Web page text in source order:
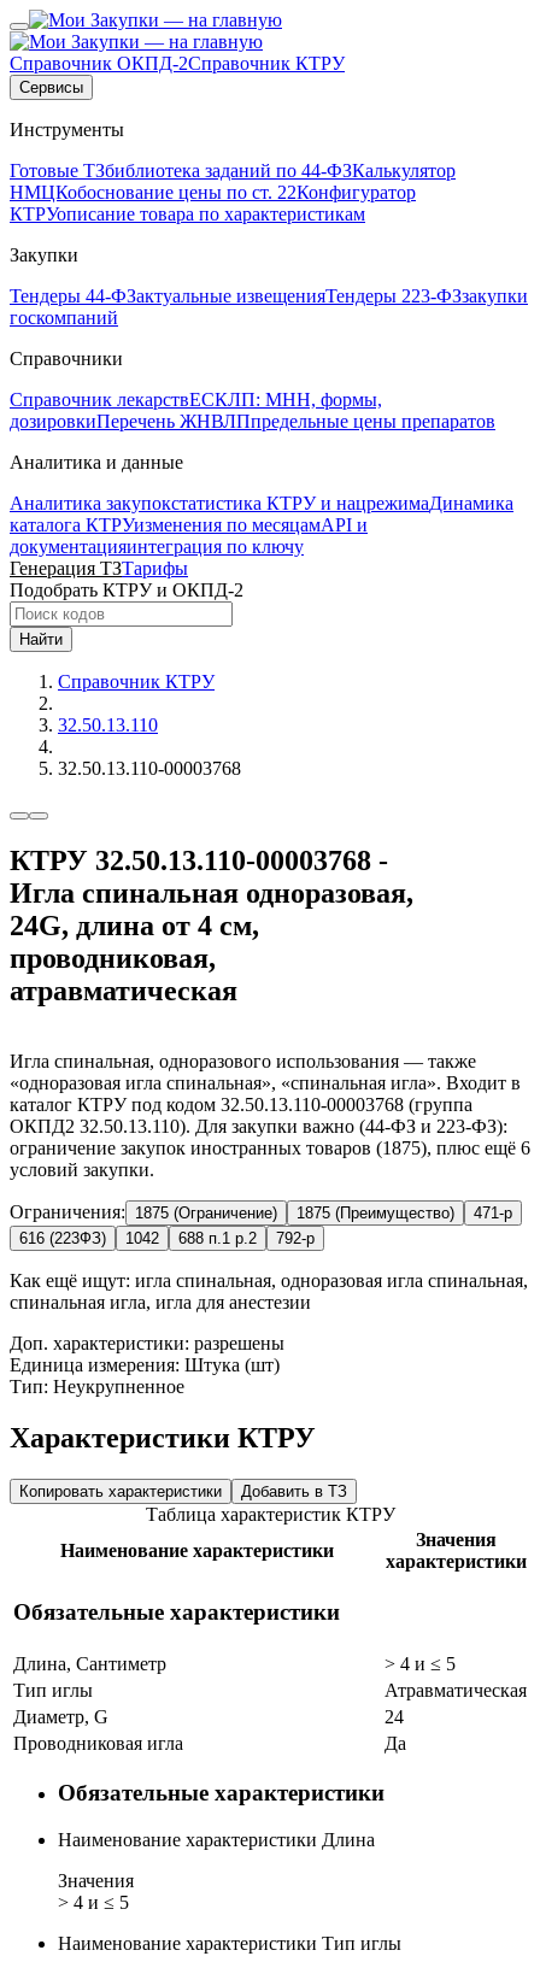
Справочник ОКПД-2Справочник КТРУ
Сервисы
Инструменты
Готовые ТЗбиблиотека заданий по 44-ФЗКалькулятор
НМЦКобоснование цены по ст. 22Конфигуратор
КТРУописание товара по характеристикам
Закупки
Тендеры 44-ФЗактуальные извещенияТендеры 223-ФЗзакупки
госкомпаний
Справочники
Справочник лекарствЕСКЛП: МНН, формы,
дозировкиПеречень ЖНВЛПпредельные цены препаратов
Аналитика и данные
Аналитика закупокстатистика КТРУ и нацрежимаДинамика
каталога КТРУизменения по месяцамAPI и
документацияинтеграция по ключу
Генерация ТЗТарифы
Подобрать КТРУ и ОКПД-2
Найти
Справочник КТРУ
32.50.13.110
32.50.13.110-00003768
КТРУ 32.50.13.110-00003768 -
Игла спинальная одноразовая,
24G, длина от 4 см,
проводниковая,
атравматическая
Игла спинальная, одноразового использования — также
«одноразовая игла спинальная», «спинальная игла». Входит в
каталог КТРУ под кодом 32.50.13.110-00003768 (группа
ОКПД2 32.50.13.110). Для закупки важно (44-ФЗ и 223-ФЗ):
ограничение закупок иностранных товаров (1875), плюс ещё 6
условий закупки.
Ограничения: 1875 (Ограничение) 1875 (Преимущество)
471-р
616 (223ФЗ)
1042 688 п.1 р.2 792-р
Как ещё ищут: игла спинальная, одноразовая игла спинальная,
спинальная игла, игла для анестезии
Доп. характеристики: разрешены
Единица измерения: Штука (шт)
Тип: Неукрупненное
Характеристики КТРУ
Копировать характеристики Добавить в ТЗ
Таблица характеристик КТРУ
Наименование характеристики
Значения
характеристики
Обязательные характеристики
Длина, Сантиметр
> 4 и ≤ 5
Тип иглы
Атравматическая
Диаметр, G
24
Проводниковая игла
Да
Обязательные характеристики
Наименование характеристики Длина
Значения
> 4 и ≤ 5
Наименование характеристики Тип иглы